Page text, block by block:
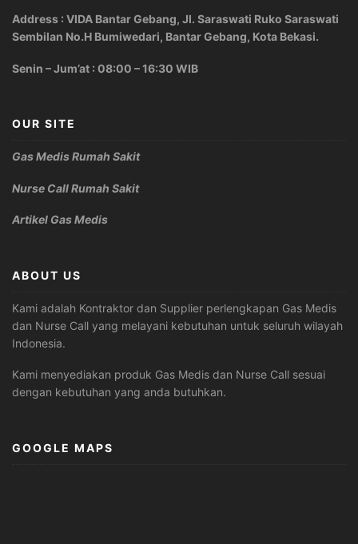
Address : VIDA Bantar Gebang, Jl. Saraswati Ruko Saraswati
Sembilan No.H Bumiwedari, Bantar Gebang, Kota Bekasi.
Senin – Jum’at : 08:00 – 16:30 WIB
OUR SITE
Gas Medis Rumah Sakit
Nurse Call Rumah Sakit
Artikel Gas Medis
ABOUT US
Kami adalah Kontraktor dan Supplier perlengkapan Gas Medis
dan Nurse Call yang melayani kebutuhan untuk seluruh wilayah
Indonesia.
Kami menyediakan produk Gas Medis dan Nurse Call sesuai
dengan kebutuhan yang anda butuhkan.
GOOGLE MAPS